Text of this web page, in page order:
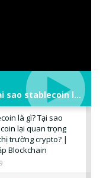
Stablecoin là gì? Tại sao stablecoin lại quan trọng trong thị trường crypto? | Phổ cập Blockchain
là gì? Tại sao
lại quan trọng
trường crypto? |
Blockchain